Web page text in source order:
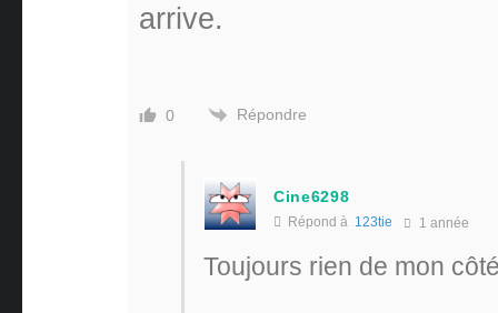
arrive.
0 Répondre
Cine6298
Répond à 123tie 1 année
Toujours rien de mon